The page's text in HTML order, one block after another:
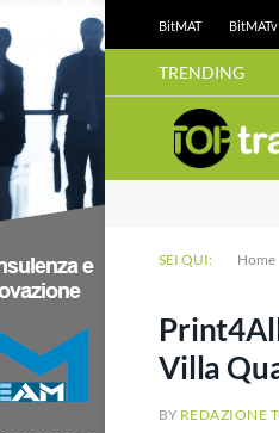
BitMAT BitMATv
TRENDING
SEI QUI: Home
Villa
BY REDAZIONE